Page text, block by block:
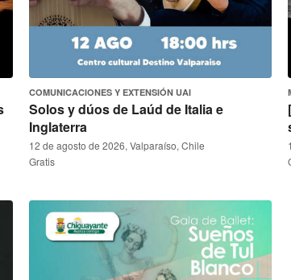
COMUNICACIONES Y EXTENSIÓN UAI
Solos y dúos de Laúd de Italia e
Inglaterra
12 de agosto de 2026, Valparaíso, Chile
Gratis